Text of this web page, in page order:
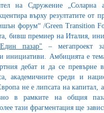
на Сдружение „Соларна
върху резултатите от
форум“ /Green Transition
бивш премиер на Италия,
пазар" – мегапроект
инициативи. Амбицията е
дебат и да се превърне
академичните среди и
не е липсата на капитал,
в рамките на общия
тази фрагментация ще